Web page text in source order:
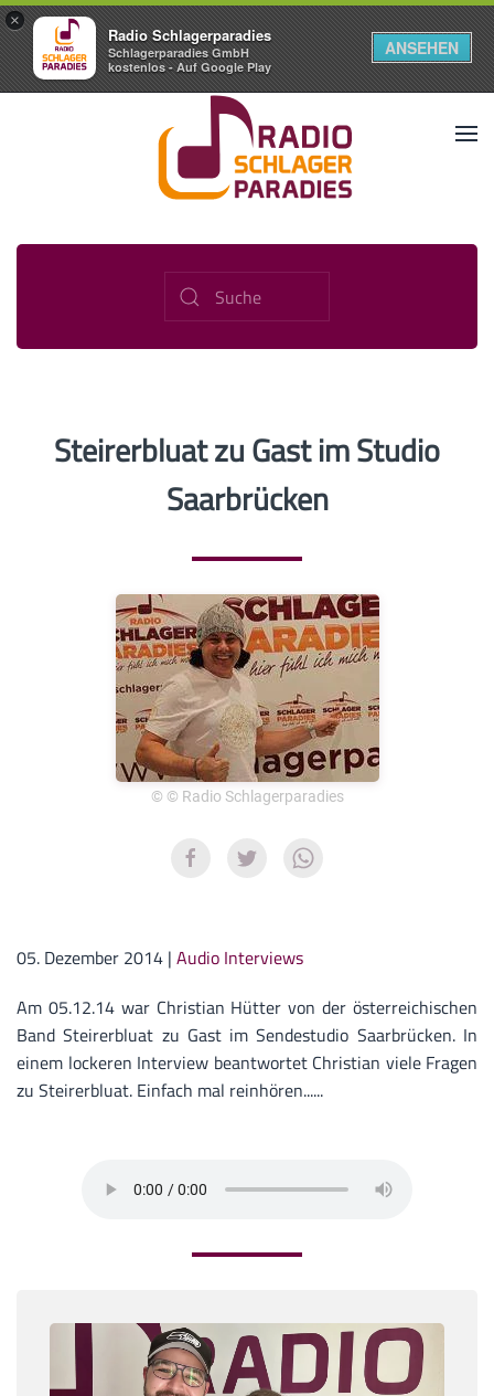
×
Radio Schlagerparadies
Schlagerparadies GmbH
kostenlos - Auf Google Play
ANSEHEN
Steirerbluat zu Gast im Studio
Saarbrücken
© © Radio Schlagerparadies
05. Dezember 2014 | Audio Interviews
Am 05.12.14 war Christian Hütter von der österreichischen
Band Steirerbluat zu Gast im Sendestudio Saarbrücken. In
einem lockeren Interview beantwortet Christian viele Fragen
zu Steirerbluat. Einfach mal reinhören......